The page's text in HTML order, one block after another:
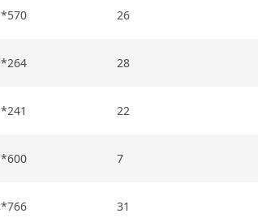
*570 26
*264 28
*241 22
*600 7
*766 31